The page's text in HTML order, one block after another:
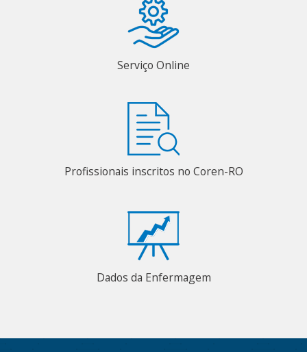
Serviço Online
Profissionais inscritos no Coren-RO
Dados da Enfermagem